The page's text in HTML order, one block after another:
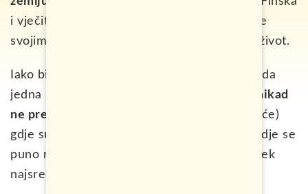
i vječita trka između ove dvije zemlje koja će
svojim stanovnicima ponuditi bolji i srećniji život.
Iako biste na prvu pomislili da je nemoguće da
jedna sjeverna država u kojoj temperatura
nikad
ne prelazi 30 stepeni
(i to ako baš imate sreće)
gdje su dani većinu godine kratki i hladni i gdje se
puno radi može da bude mjesto gdje je čovjek
najsrećniji, možda se ipak varamo.